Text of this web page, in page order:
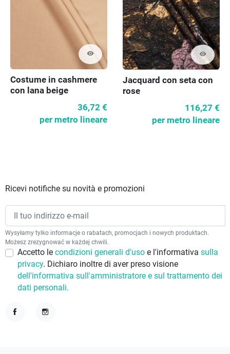
visibility
Costume in cashmere
con lana beige
36,72 €
per metro lineare
visibility
Jacquard con seta con
rose
116,27 €
per metro lineare
Ricevi notifiche su novità e promozioni
Wysyłamy tylko informacje o rabatach, promocjach i nowych produktach.
Możesz zrezygnować w każdej chwili.
Accetto le condizioni generali d'uso e l'informativa sulla
privacy. Dichiaro inoltre di aver preso visione
dell'informativa sull'amministratore e sul trattamento dei
dati personali.